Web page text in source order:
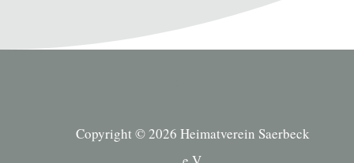
Copyright © 2026 Heimatverein Saerbeck